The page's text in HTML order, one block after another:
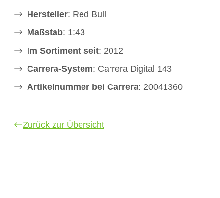
Hersteller: Red Bull
Maßstab: 1:43
Im Sortiment seit: 2012
Carrera-System: Carrera Digital 143
Artikelnummer bei Carrera: 20041360
Zurück zur Übersicht